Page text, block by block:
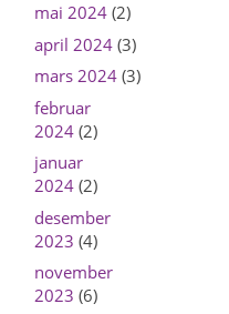
mai 2024(2)
april 2024(3)
mars 2024(3)
februar
2024(2)
januar
2024(2)
desember
2023 (4)
november
2023 (6)